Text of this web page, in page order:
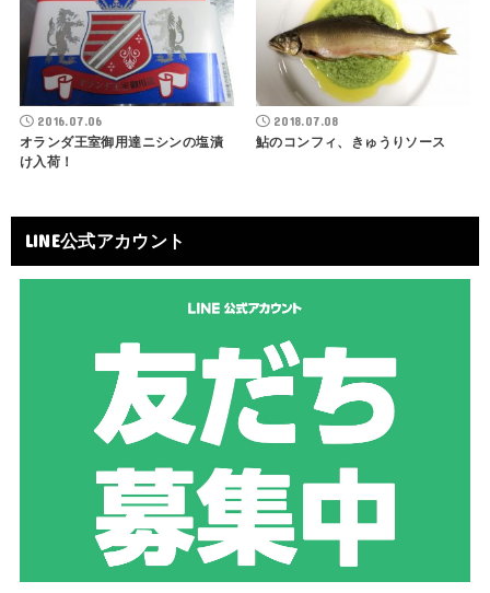
2016.07.06
オランダ王室御用達ニシンの塩漬
け入荷！
2018.07.08
鮎のコンフィ、きゅうりソース
LINE公式アカウント